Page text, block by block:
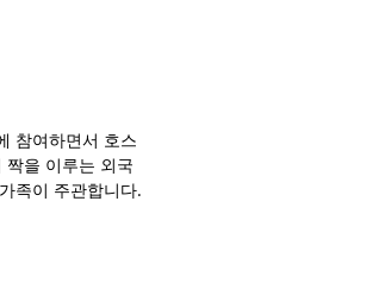
참여하면서 호스
을 이루는 외국
족이 주관합니다.